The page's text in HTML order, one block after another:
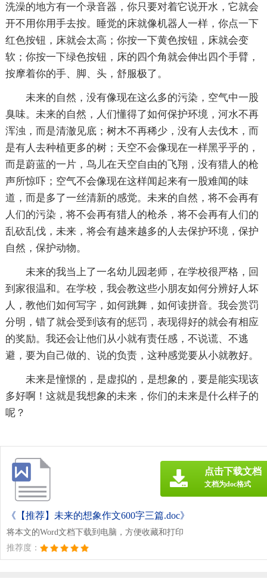
洗澡的地方有一个录音器，你只要对着它说开水，它就会
开不用你用手去按。睡觉的床就像机器人一样，你点一下
红色按钮，床就会太高；你按一下黄色按钮，床就会变
软；你按一下绿色按钮，床的四个角就会伸出四个手臂，
按摩着你的手、脚、头，舒服极了。
未来的自然，没有像现在这么多的污染，空气中一股
臭味。未来的自然，人们懂得了如何保护环境，河水不再
浑浊，而是清澈见底；树木不再稀少，没有人去伐木，而
是有人去种植更多的树；天空不会像现在一样黑乎乎的，
而是蔚蓝的一片，鸟儿在天空自由的飞翔，没有猎人的枪
声所惊吓；空气不会像现在这样闻起来有一股难闻的味
道，而是多了一丝清新的感觉。未来的自然，将不会再有
人们的污染，将不会再有猎人的枪杀，将不会再有人们的
乱砍乱伐，未来，将会有越来越多的人去保护环境，保护
自然，保护动物。
未来的我当上了一名幼儿园老师，在学校很严格，回
到家很温和。在学校，我会教这些小朋友如何分辨好人坏
人，教他们如何写字，如何跳舞，如何读拼音。我会赏罚
分明，错了就会受到该有的惩罚，表现得好的就会有相应
的奖励。我还会让他们从小就有责任感，不说谎、不逃
避，要为自己做的、说的负责，这种感觉要从小就教好。
未来是憧憬的，是虚拟的，是想象的，要是能实现该
多好啊！这就是我想象的未来，你们的未来是什么样子的
呢？
《【推荐】未来的想象作文600字三篇.doc》
将本文的Word文档下载到电脑，方便收藏和打印
推荐度：
点击下载文档
文档为doc格式